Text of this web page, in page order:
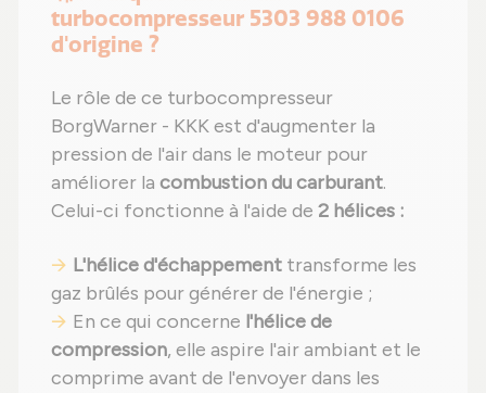
turbocompresseur 5303 988 0106
d'origine ?
Le rôle de ce turbocompresseur
BorgWarner - KKK est d'augmenter la
pression de l'air dans le moteur pour
améliorer la combustion du carburant.
Celui-ci fonctionne à l'aide de 2 hélices :
L'hélice d'échappement transforme les
gaz brûlés pour générer de l'énergie ;
En ce qui concerne l'hélice de
compression, elle aspire l'air ambiant et le
comprime avant de l'envoyer dans les